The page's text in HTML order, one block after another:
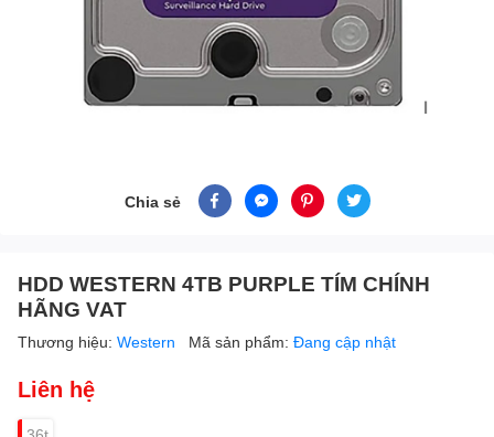
Chia sẻ
HDD WESTERN 4TB PURPLE TÍM CHÍNH
HÃNG VAT
Thương hiệu: Western Mã sản phẩm: Đang cập nhật
Liên hệ